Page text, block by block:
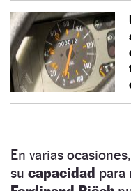
En varias ocasiones,
su capacidad para